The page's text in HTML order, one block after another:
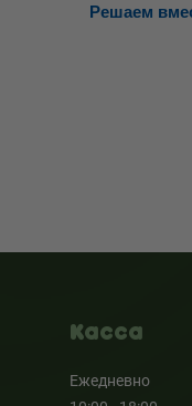
Решаем
Касса
Ежедневно